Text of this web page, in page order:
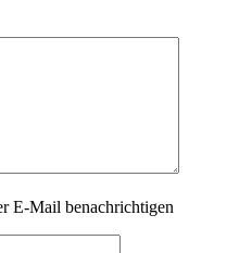
E-Mail benachrichtigen